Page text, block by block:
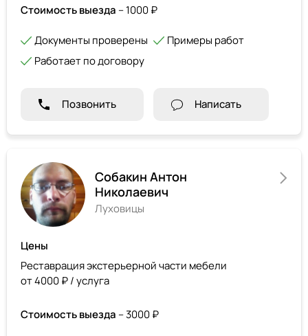
Стоимость выезда – 1000 ₽
Документы проверены
Примеры работ
Работает по договору
Позвонить Написать
Собакин Антон
Николаевич
Луховицы
Цены
Реставрация экстерьерной части мебели
от 4000 ₽ / услуга
Стоимость выезда – 3000 ₽